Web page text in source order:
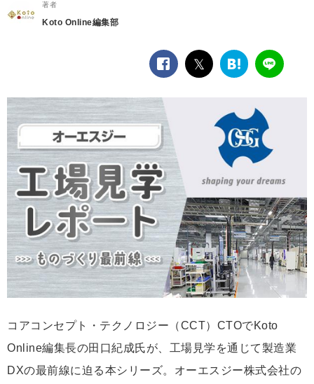
著者
Koto Online編集部
facebook
twitterは
ブ
ッ
ク
マ
ー
ク
LINE
コアコンセプト・テクノロジー（CCT）CTOでKoto
Online編集長の田口紀成氏が、工場見学を通じて製造業
DXの最前線に迫る本シリーズ。オーエスジー株式会社の